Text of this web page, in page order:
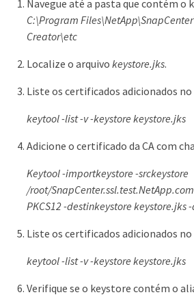
Navegue até a pasta que contém o
C:\Program
Creator\etc
Localize o arquivo keystore.jks.
Liste os certificados adicionados
keytool -list -v -keystore keystore.jks
Adicione o certificado da CA com
Keytool -importkeystore -srckeystore
/root/
PKCS12 -destinkeystore keystore.jks
Liste os certificados adicionados
keytool -list -v -keystore keystore.jks
Verifique se o keystore contém o